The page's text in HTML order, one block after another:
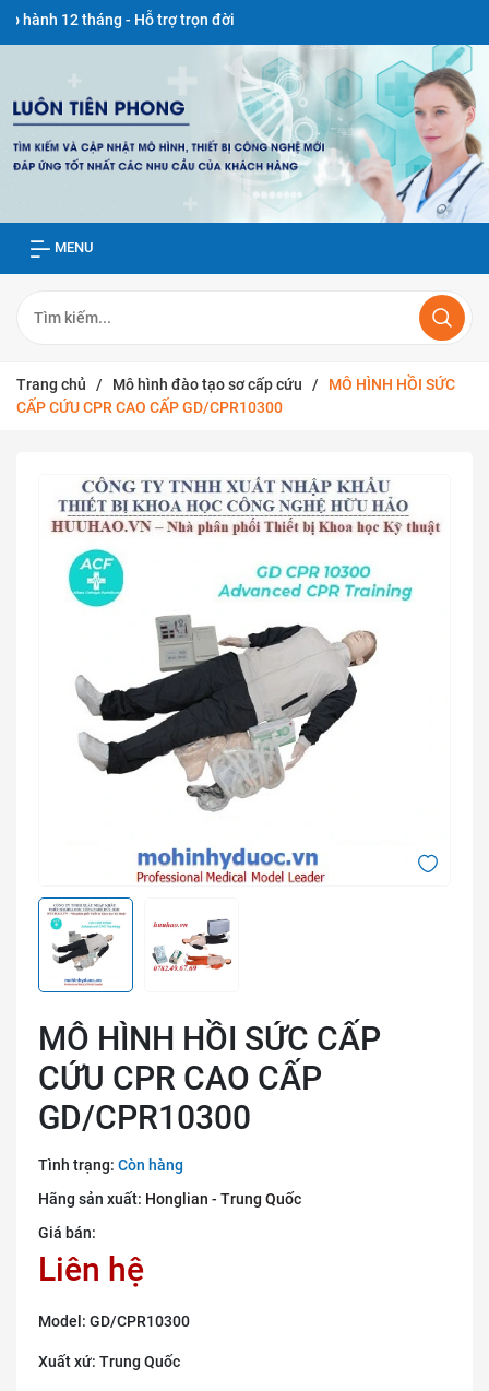
- Hỗ trợ trọn đời
MENU
Trang chủ / Mô hình đào tạo sơ cấp cứu /
MÔ HÌNH HỒI SỨC
CẤP CỨU CPR CAO CẤP GD/CPR10300
MÔ HÌNH HỒI SỨC CẤP
CỨU CPR CAO CẤP
GD/CPR10300
Tình trạng: Còn hàng
Hãng sản xuất: Honglian - Trung Quốc
Giá bán:
Liên hệ
Model: GD/CPR10300
Xuất xứ: Trung Quốc